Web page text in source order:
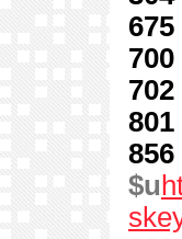
675
700
702
801
856
$u